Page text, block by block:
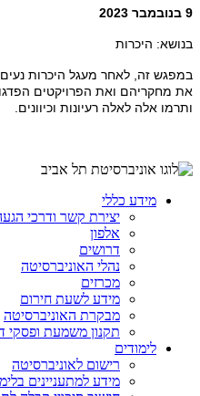
9 בנובמבר 2023
בנושא: היכרות
במפגש זה, לאחר מעגל היכרות
את מחקריהם ואת הפרויקטים
ותרמו אלה לאלה רעיונות וכיוונים.
מידע כללי
יצירת קשר ודרכי
אלפון
דרושים
נהלי האוניברסיטה
מכרזים
מידע לשעת חירום
מבקרת האוניברסיטה
תקנון משמעת ופסקי
לימודים
רישום לאוניברסיטה
מידע למתעניינים